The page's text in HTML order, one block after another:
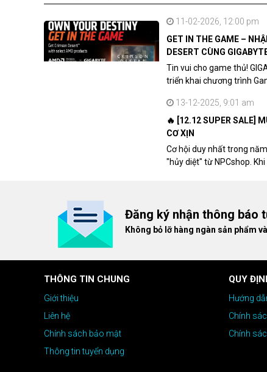
11-02-2026, 12:00 pm
GET IN THE GAME –
DESERT CÙNG
Tin vui cho game thủ!
triển khai chương trình
13-12-2025, 9:01 am
🔥 [12.12 SUPER SALE]
CƠ XỊN
Cơ hội duy nhất trong
"hủy diệt" từ NPCshop.
Đăng ký nhận thông báo
Không bỏ lỡ hàng ngàn sản phẩm
THÔNG TIN CHUNG
Giới thiệu
Liên hệ
Chính sách bảo mật
Thông tin tuyển dụng
QUY
Hướng
Chính
Chính